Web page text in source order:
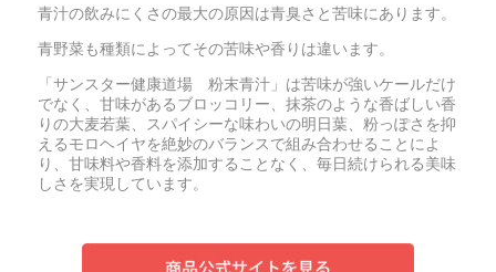
青汁の飲みにくさの最大の原因は青臭さと苦味にあります。
青野菜も種類によってその苦味や香りは違います。
「サンスター健康道場 粉末青汁」は苦味が強いケールだけ
でなく、甘味があるブロッコリー、抹茶のような香ばしい香
りの大麦若葉、スパイシーな味わいの明日葉、粉っぽさを抑
えるモロヘイヤを絶妙のバランスで組み合わせることによ
り、甘味料や香料を添加することなく、毎日続けられる美味
しさを実現しています。